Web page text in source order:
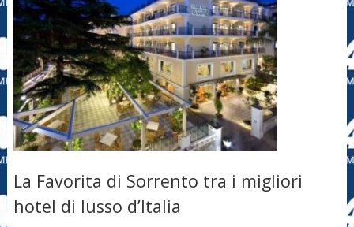
La Favorita di Sorrento tra i migliori
hotel di lusso d’Italia